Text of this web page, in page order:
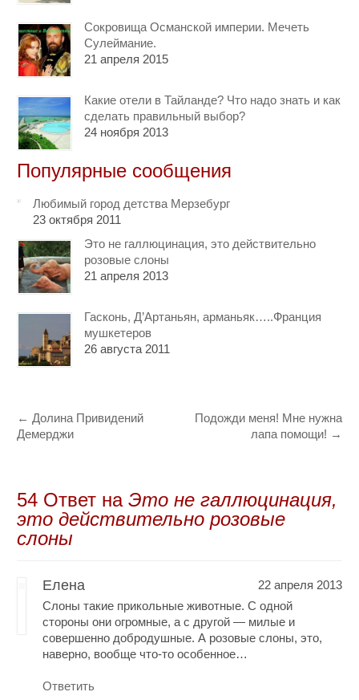
Сокровища Османской империи. Мечеть
Сулеймание.
21 апреля 2015
Какие отели в Тайланде? Что надо знать и как
сделать правильный выбор?
24 ноября 2013
Популярные сообщения
Любимый город детства Мерзебург
23 октября 2011
Это не галлюцинация, это действительно
розовые слоны
21 апреля 2013
Гасконь, Д’Артаньян, арманьяк…..Франция
мушкетеров
26 августа 2011
← Долина Привидений
Демерджи
Подожди меня! Мне нужна
лапа помощи! →
54 Oтвет наЭто не галлюцинация,
это действительно розовые
слоны
Елена
22 апреля 2013
Слоны такие прикольные животные. С одной
стороны они огромные, а с другой — милые и
совершенно добродушные. А розовые слоны, это,
наверно, вообще что-то особенное…
Ответить